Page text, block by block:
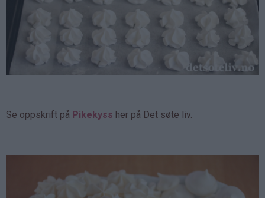
Se oppskrift på Pikekyss her på Det søte liv.